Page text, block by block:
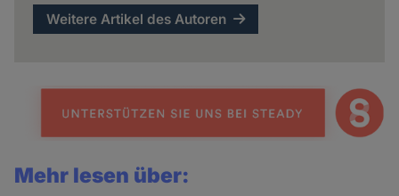
Weitere Artikel des Autoren
Mehr lesen über: